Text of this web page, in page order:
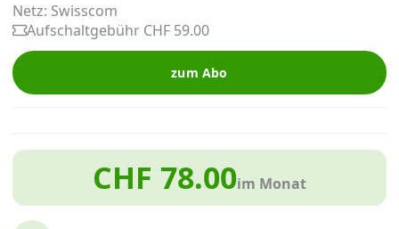
Alle Mobile-Vergleiche
Internet, TV, Telefon
Kombi-Angebote
Aktionen
Netz: Swisscom
Aufschaltgebühr CHF 59.00
zum Abo
CHF 78.00im Monat